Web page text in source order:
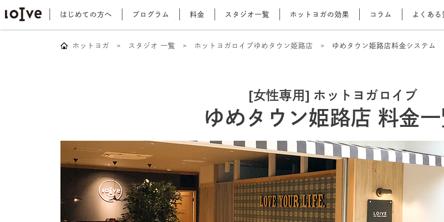
はじめての方へ プログラム 料金 スタジオ一覧 ホットヨガの効果 コラム よくある
ホットヨガ スタジオ 一覧 ホットヨガロイブゆめタウン姫路店 ゆめタウン姫路店料金システム
[女性専用] ホットヨガロイブ
ゆめタウン姫路店 料金